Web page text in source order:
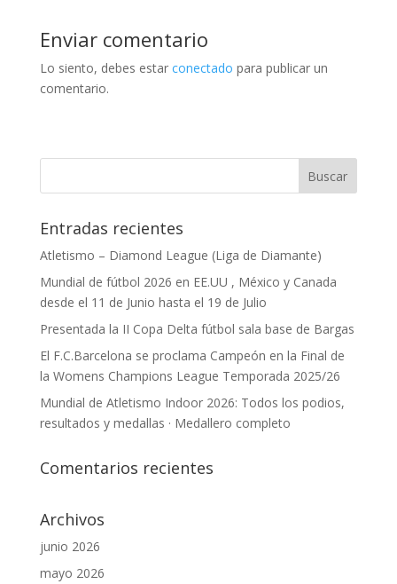
Enviar comentario
Lo siento, debes estar conectado para publicar un
comentario.
Entradas recientes
Atletismo – Diamond League (Liga de Diamante)
Mundial de fútbol 2026 en EE.UU , México y Canada
desde el 11 de Junio hasta el 19 de Julio
Presentada la II Copa Delta fútbol sala base de Bargas
El F.C.Barcelona se proclama Campeón en la Final de
la Womens Champions League Temporada 2025/26
Mundial de Atletismo Indoor 2026: Todos los podios,
resultados y medallas · Medallero completo
Comentarios recientes
Archivos
junio 2026
mayo 2026